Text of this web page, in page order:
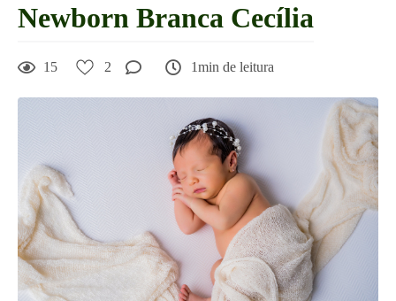
Newborn Branca Cecília
15 2 1min de leitura